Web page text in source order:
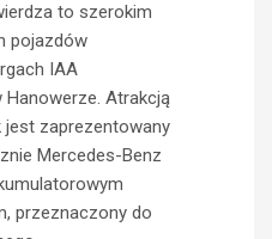
to szerokim
pojazdów
IAA
Atrakcją
jest zaprezentowany
Mercedes-Benz
przeznaczony do